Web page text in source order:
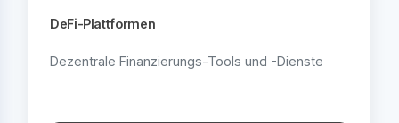
DeFi-Plattformen
Dezentrale Finanzierungs-Tools und -Dienste